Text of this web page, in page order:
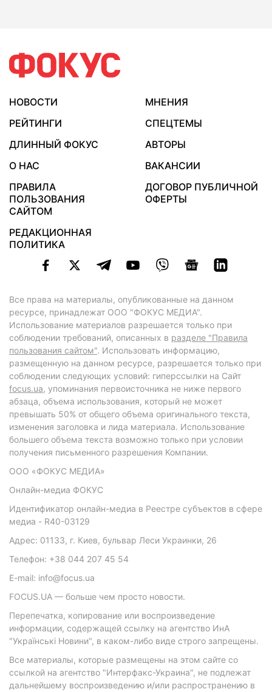
НОВОСТИ
МНЕНИЯ
РЕЙТИНГИ
СПЕЦТЕМЫ
ДЛИННЫЙ ФОКУС
АВТОРЫ
О НАС
ВАКАНСИИ
ПРАВИЛА
ПОЛЬЗОВАНИЯ
САЙТОМ
ДОГОВОР ПУБЛИЧНОЙ
ОФЕРТЫ
РЕДАКЦИОННАЯ
ПОЛИТИКА
Все права на материалы, опубликованные на данном
ресурсе, принадлежат ООО "ФОКУС МЕДИА".
Использование материалов разрешается только при
соблюдении требований, описанных в разделе "Правила
пользования сайтом". Использовать информацию,
размещенную на данном ресурсе, разрешается только при
соблюдении следующих условий: гиперссылки на Сайт
focus.ua, упоминания первоисточника не ниже первого
абзаца, объема использования, который не может
превышать 50% от общего объема оригинального текста,
изменения заголовка и лида материала. Использование
большего объема текста возможно только при условии
получения письменного разрешения Компании.
ООО «ФОКУС МЕДИА»
Онлайн-медиа ФОКУС
Идентификатор онлайн-медиа в Реестре субъектов в сфере
медиа - R40-03129
Адрес: 01133, г. Киев, бульвар Леси Украинки, 26
Телефон: +38 044 207 45 54
E-mail: info@focus.ua
FOCUS.UA — больше чем просто новости.
Перепечатка, копирование или воспроизведение
информации, содержащей ссылку на агентство ИнА
"Українські Новини", в каком-либо виде строго запрещены.
Все материалы, которые размещены на этом сайте со
ссылкой на агентство "Интерфакс-Украина", не подлежат
дальнейшему воспроизведению и/или распространению в